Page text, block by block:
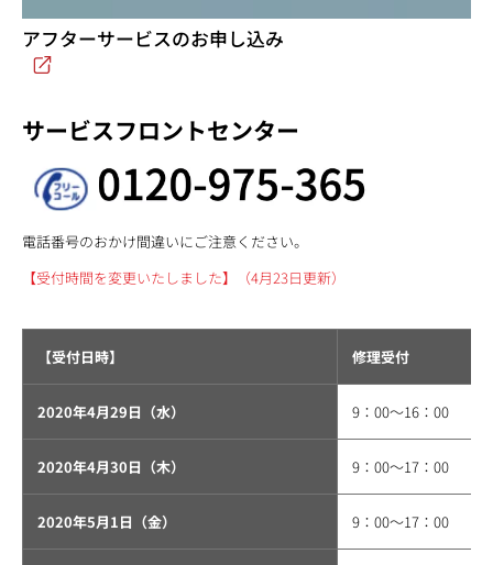
アフターサービスのお申し込み
サービスフロントセンター
電話番号のおかけ間違いにご注意ください。
【受付時間を変更いたしました】（4月23日更新）
【受付日時】 修理受付
2020年4月29日（水） 9：00〜16：00
2020年4月30日（木） 9：00〜17：00
2020年5月1日（金） 9：00〜17：00